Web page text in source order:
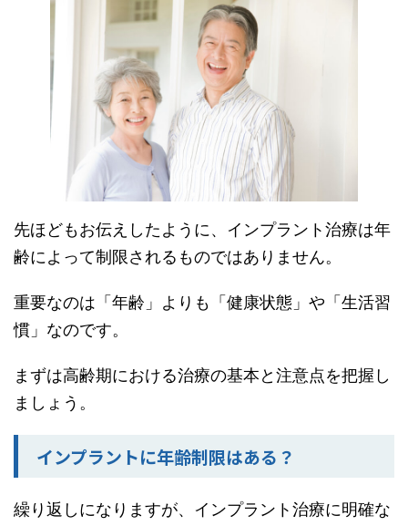
先ほどもお伝えしたように、インプラント治療は年
齢によって制限されるものではありません。
重要なのは「年齢」よりも「健康状態」や「生活習
慣」なのです。
まずは高齢期における治療の基本と注意点を把握し
ましょう。
インプラントに年齢制限はある？
繰り返しになりますが、インプラント治療に明確な